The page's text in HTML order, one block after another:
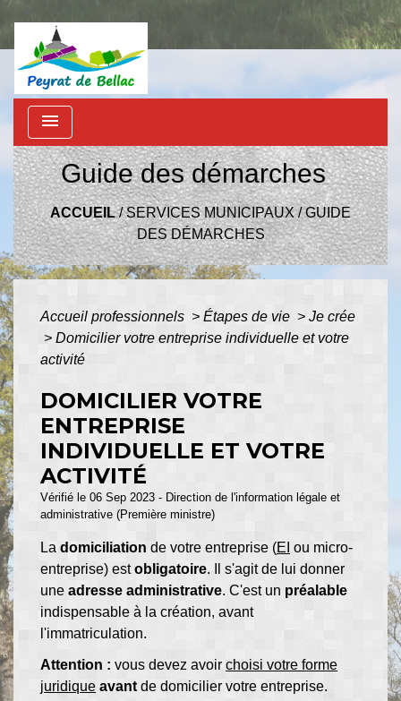
menu
Guide des démarches
ACCUEIL/SERVICES MUNICIPAUX/GUIDE
DES DÉMARCHES
Accueil professionnels > Étapes de vie > Je crée
> Domicilier votre entreprise individuelle et votre
activité
DOMICILIER VOTRE
ENTREPRISE
INDIVIDUELLE ET VOTRE
ACTIVITÉ
Vérifié le 06 Sep 2023 - Direction de l'information légale et
administrative (Première ministre)
La domiciliation de votre entreprise (EI ou micro-
entreprise) estobligatoire. Il s'agit de lui donner
une adresse administrative. C'est un préalable
indispensable à la création, avant
l'immatriculation.
Attention : vous devez avoir choisi votre forme
juridique avant de domicilier votre entreprise.